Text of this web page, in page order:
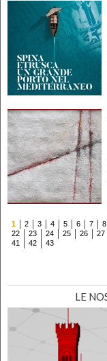
1 2 3 4 5 6 7 8
22
23 24 25 26 27
41
42
43
LE